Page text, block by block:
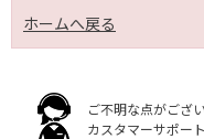
ホームへ戻る
ご不明な点がござ
カスタマーサポー